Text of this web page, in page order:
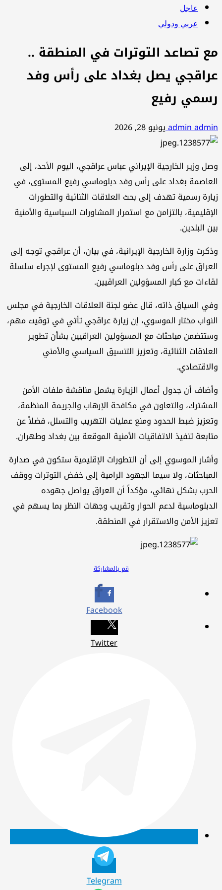
عاجل
عربي ودولي
مع تصاعد التوترات في المنطقة ..
عراقجي يصل بغداد على رأس وفد
رسمي رفيع
admin adminيونيو 28, 2026
وصل وزير الخارجية الإيراني عباس عراقجي، اليوم الأحد، إلى
العاصمة بغداد على رأس وفد دبلوماسي رفيع المستوى، في
زيارة رسمية تهدف إلى بحث العلاقات الثنائية والتطورات
الإقليمية، بالتزامن مع استمرار المشاورات السياسية والأمنية
بين البلدين.
وذكرت وزارة الخارجية الإيرانية، في بيان، أن عراقجي توجه إلى
العراق على رأس وفد دبلوماسي رفيع المستوى لإجراء سلسلة
لقاءات مع كبار المسؤولين العراقيين.
وفي السياق ذاته، قال عضو لجنة العلاقات الخارجية في مجلس
النواب مختار الموسوي، إن زيارة عراقجي تأتي في توقيت مهم،
وستتضمن مباحثات مع المسؤولين العراقيين بشأن تطوير
العلاقات الثنائية، وتعزيز التنسيق السياسي والأمني
والاقتصادي.
وأضاف أن جدول أعمال الزيارة يشمل مناقشة ملفات الأمن
المشترك، والتعاون في مكافحة الإرهاب والجريمة المنظمة،
وتعزيز ضبط الحدود ومنع عمليات التهريب والتسلل، فضلاً عن
متابعة تنفيذ الاتفاقيات الأمنية الموقعة بين بغداد وطهران.
وأشار الموسوي إلى أن التطورات الإقليمية ستكون في صدارة
المباحثات، ولا سيما الجهود الرامية إلى خفض التوترات ووقف
الحرب بشكل نهائي، مؤكداً أن العراق يواصل جهوده
الدبلوماسية لدعم الحوار وتقريب وجهات النظر بما يسهم في
تعزيز الأمن والاستقرار في المنطقة.
قم بالمشاركة
Facebook
Twitter
Telegram